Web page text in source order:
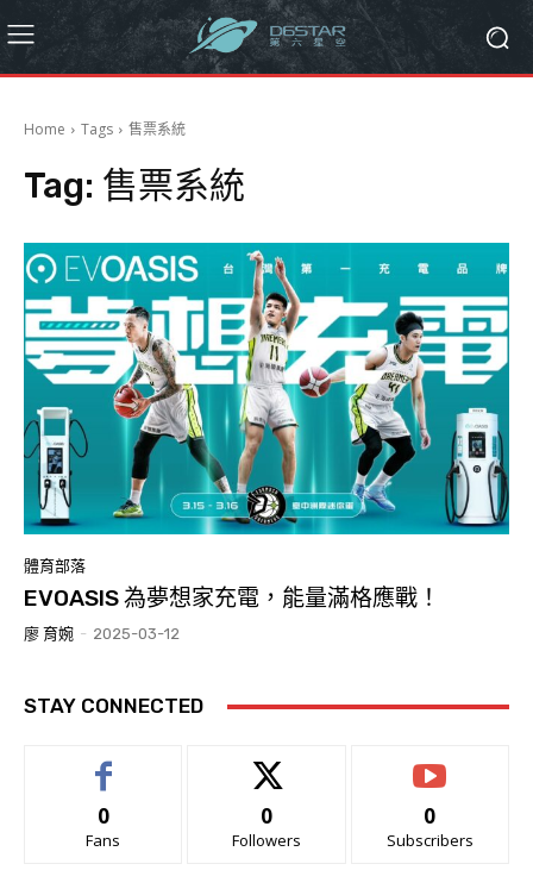
Home Tags 售票系統
Tag: 售票系統
體育部落
EVOASIS 為夢想家充電，能量滿格應戰！
廖 育婉 - 2025-03-12
STAY CONNECTED
0
Fans
0
Followers
0
Subscribers